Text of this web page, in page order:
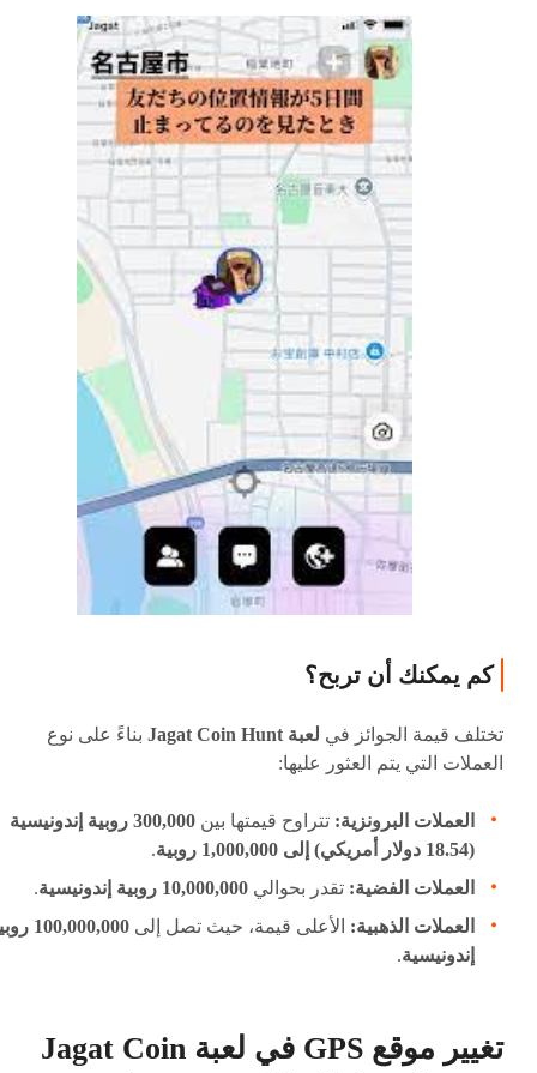
كم يمكنك أن تربح؟
تختلف قيمة الجوائز في لعبة Jagat Coin Hunt
بناءً على نوع
العملات التي يتم العثور عليها:
العملات البرونزية: تتراوح قيمتها بين
300,000 روبية إندونيسية
(18.54 دولار أمريكي) إلى 1,000,000 روبية
.
العملات الفضية: تقدر بحوالي 10,000,000 روبية إندونيسية
.
العملات الذهبية: الأعلى قيمة، حيث تصل إلى
إندونيسية.
تغيير موقع GPS في لعبة Jagat Coin